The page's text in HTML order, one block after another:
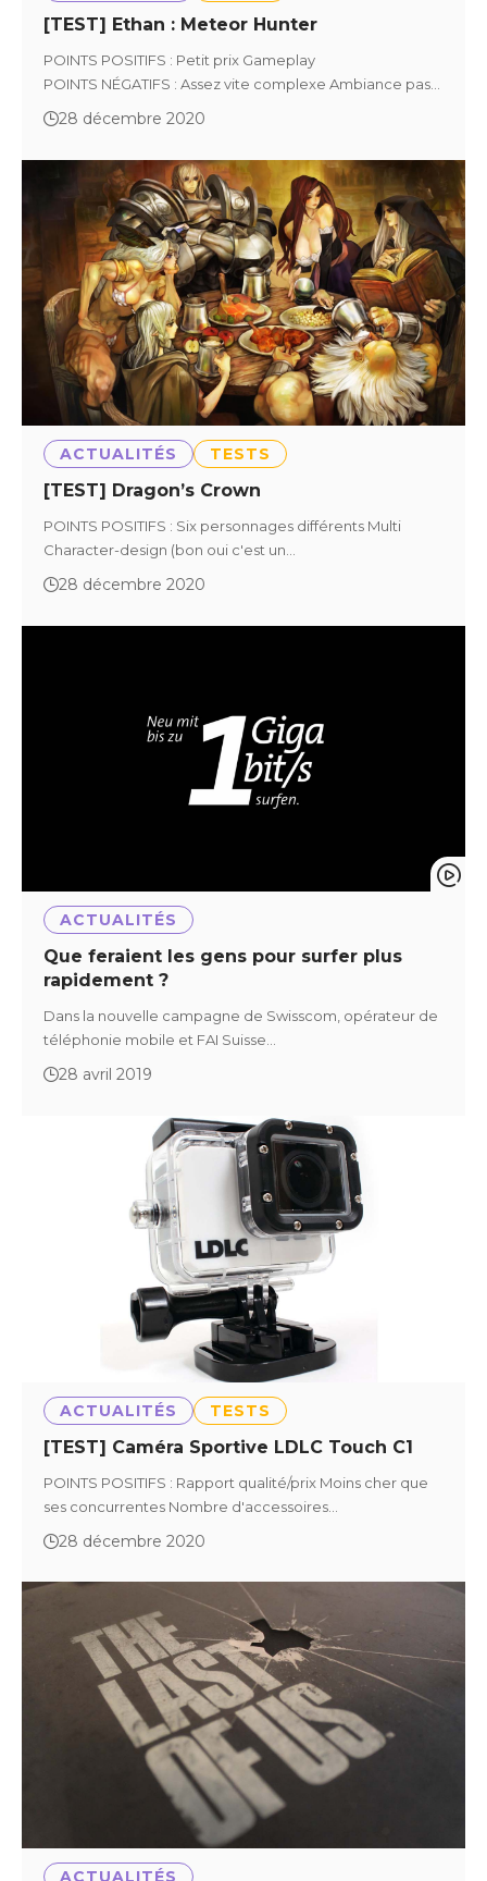
[TEST] Ethan : Meteor Hunter
POINTS POSITIFS : Petit prix Gameplay
POINTS NÉGATIFS : Assez vite complexe Ambiance pas…
28 décembre 2020
ACTUALITÉS TESTS
[TEST] Dragon’s Crown
POINTS POSITIFS : Six personnages différents Multi
Character-design (bon oui c'est un…
28 décembre 2020
ACTUALITÉS
Que feraient les gens pour surfer plus
rapidement ?
Dans la nouvelle campagne de Swisscom, opérateur de
téléphonie mobile et FAI Suisse…
28 avril 2019
ACTUALITÉS TESTS
[TEST] Caméra Sportive LDLC Touch C1
POINTS POSITIFS : Rapport qualité/prix Moins cher que
ses concurrentes Nombre d'accessoires…
28 décembre 2020
ACTUALITÉS